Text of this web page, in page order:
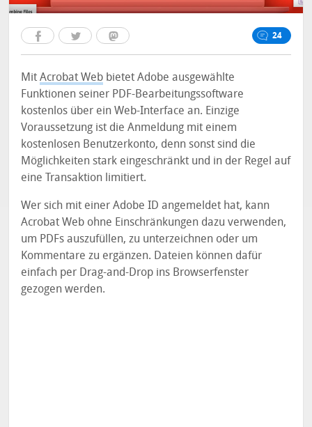
24
MitAcrobat Web bietet Adobe ausgewählte
Funktionen seiner PDF-Bearbeitungssoftware
kostenlos über ein Web-Interface an. Einzige
Voraussetzung ist die Anmeldung mit einem
kostenlosen Benutzerkonto, denn sonst sind die
Möglichkeiten stark eingeschränkt und in der Regel auf
eine Transaktion limitiert.
Wer sich mit einer Adobe ID angemeldet hat, kann
Acrobat Web ohne Einschränkungen dazu verwenden,
um PDFs auszufüllen, zu unterzeichnen oder um
Kommentare zu ergänzen. Dateien können dafür
einfach per Drag-and-Drop ins Browserfenster
gezogen werden.